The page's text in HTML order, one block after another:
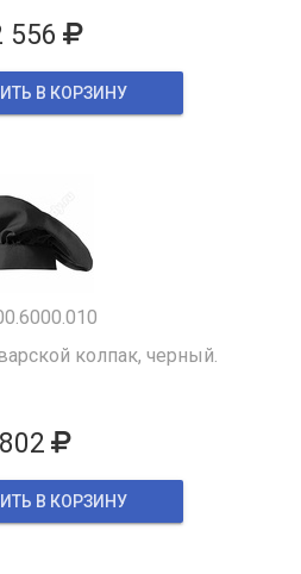
556
В КОРЗИНУ
колпак, черный.
802
В КОРЗИНУ